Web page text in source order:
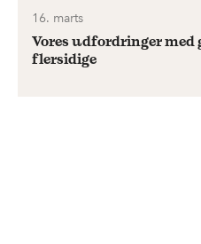
16. marts
Vores udfordringer med
flersidige